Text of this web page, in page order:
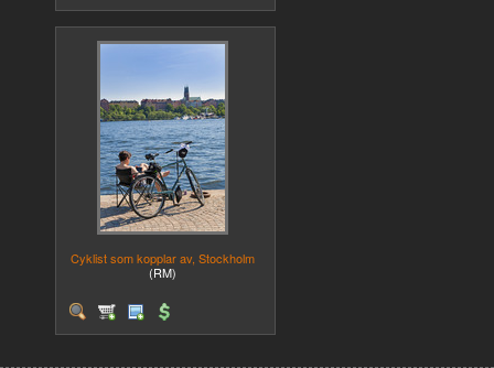
Cyklist som kopplar av, Stockholm
(RM)